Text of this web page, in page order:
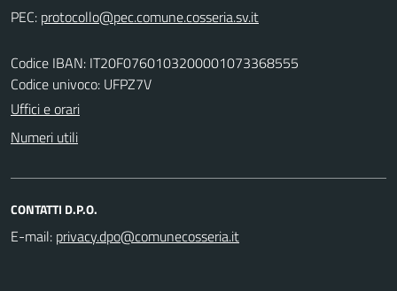
PEC:
Codice IBAN: IT20F0760103200001073368555
Codice univoco: UFPZ7V
Uffici e orari
Numeri utili
CONTATTI D.P.O.
E-mail: